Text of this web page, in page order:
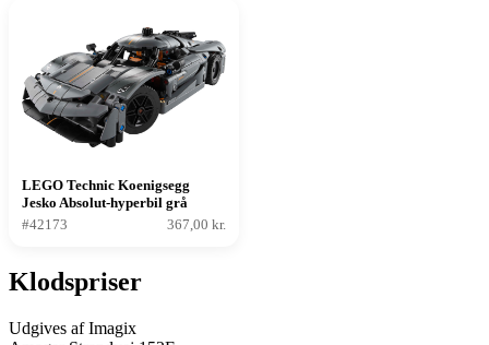
LEGO Technic Koenigsegg
Jesko Absolut-hyperbil grå
#42173
367,00 kr.
Klodspriser
Udgives af Imagix